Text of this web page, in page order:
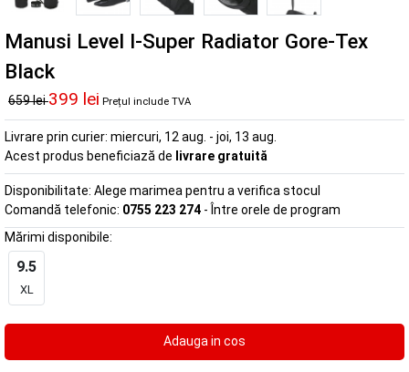
Manusi Level I-Super Radiator Gore-Tex
Black
659 lei399 lei Prețul include TVA
Livrare prin curier: miercuri, 12 aug. - joi, 13 aug.
Acest produs beneficiază de livrare gratuită
Disponibilitate: Alege marimea pentru a verifica stocul
Comandă telefonic: 0755 223 274 - Între orele de program
Mărimi disponibile:
9.5
XL